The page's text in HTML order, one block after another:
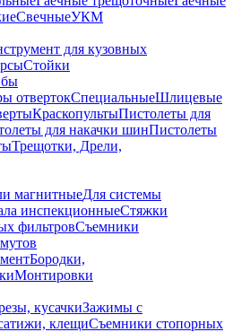
СвечныеУКМ
для кузовных
Стойки
отвертокСпециальныеШлицевые
КраскопультыПистолеты для
для накачки шинПистолеты
Трещотки, Дрели,
магнитныеДля системы
инспекционныеСтяжки
фильтровСъемники
Бородки,
Монтировки
кусачкиЗажимы с
клещиСъемники стопорных